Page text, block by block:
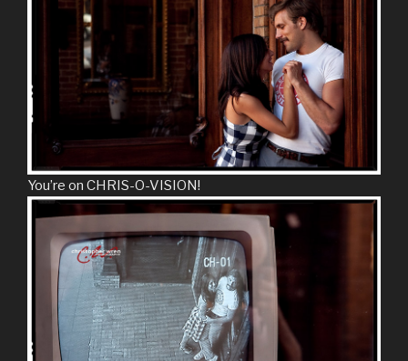
You’re on CHRIS-O-VISION!